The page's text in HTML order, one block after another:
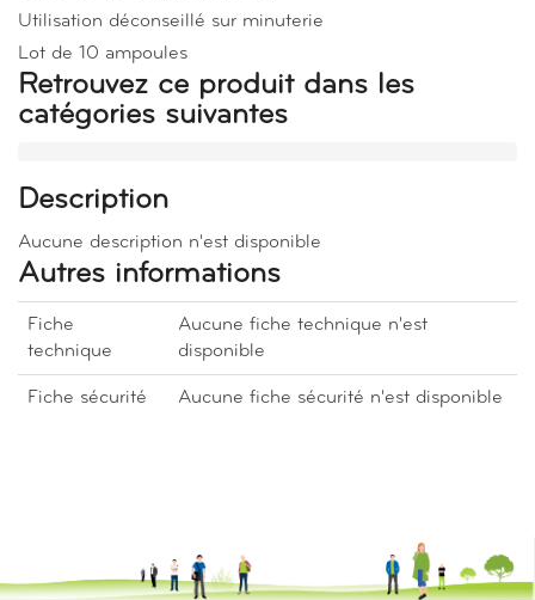
Utilisation déconseillé sur minuterie
Lot de 10 ampoules
Retrouvez ce produit dans les
catégories suivantes
Description
Aucune description n'est disponible
Autres informations
Fiche
technique
Aucune fiche technique n'est
disponible
Fiche sécurité Aucune fiche sécurité n'est disponible